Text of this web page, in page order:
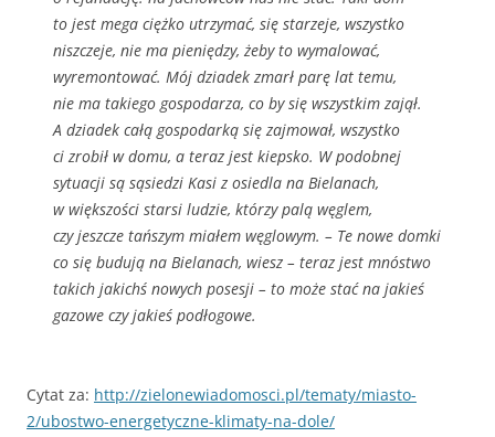
to jest mega ciężko utrzymać, się starzeje, wszystko
niszczeje, nie ma pieniędzy, żeby to wymalować,
wyremontować. Mój dziadek zmarł parę lat temu,
nie ma takiego gospodarza, co by się wszystkim zajął.
A dziadek całą gospodarką się zajmował, wszystko
ci zrobił w domu, a teraz jest kiepsko. W podobnej
sytuacji są sąsiedzi Kasi z osiedla na Bielanach,
w większości starsi ludzie, którzy palą węglem,
czy jeszcze tańszym miałem węglowym. – Te nowe domki
co się budują na Bielanach, wiesz – teraz jest mnóstwo
takich jakichś nowych posesji – to może stać na jakieś
gazowe czy jakieś podłogowe.
Cytat za: http://zielonewiadomosci.pl/tematy/miasto-
2/ubostwo-energetyczne-klimaty-na-dole/